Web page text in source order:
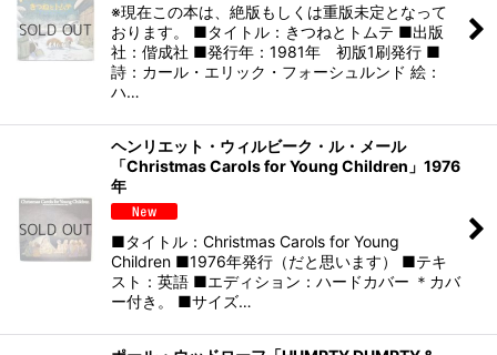
※現在この本は、絶版もしくは重版未定となって
おります。 ■タイトル：きつねとトムテ ■出版
社：偕成社 ■発行年：1981年 初版1刷発行 ■
詩：カール・エリック・フォーシュルンド 絵：
ハ…
ヘンリエット・ウィルビーク・ル・メール
「Christmas Carols for Young Children」1976
年
■タイトル：Christmas Carols for Young
Children ■1976年発行（だと思います） ■テキ
スト：英語 ■エディション：ハードカバー ＊カバ
ー付き。 ■サイズ…